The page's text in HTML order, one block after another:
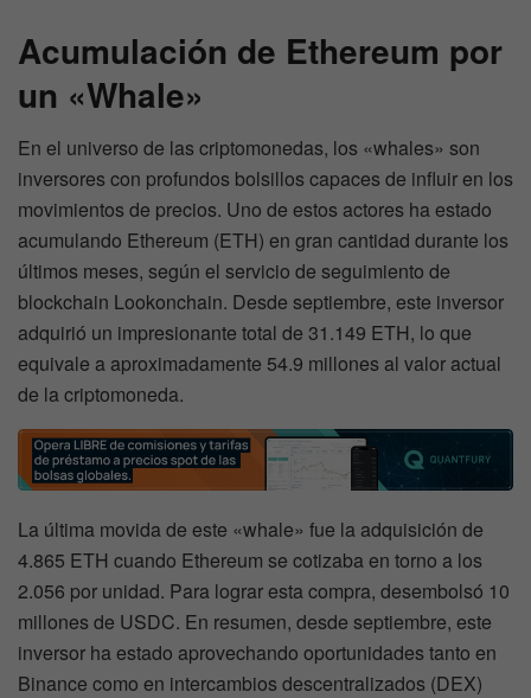
Acumulación de Ethereum por
un «Whale»
En el universo de las criptomonedas, los «whales» son
inversores con profundos bolsillos capaces de influir en los
movimientos de precios. Uno de estos actores ha estado
acumulando Ethereum (ETH) en gran cantidad durante los
últimos meses, según el servicio de seguimiento de
blockchain Lookonchain. Desde septiembre, este inversor
adquirió un impresionante total de 31.149 ETH, lo que
equivale a aproximadamente 54.9 millones al valor actual
de la criptomoneda.
La última movida de este «whale» fue la adquisición de
4.865 ETH cuando Ethereum se cotizaba en torno a los
2.056 por unidad. Para lograr esta compra, desembolsó 10
millones de USDC. En resumen, desde septiembre, este
inversor ha estado aprovechando oportunidades tanto en
Binance como en intercambios descentralizados (DEX)